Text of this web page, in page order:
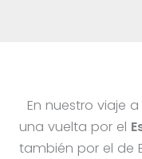
En nuestro viaje
una vuelta por el
también por el de